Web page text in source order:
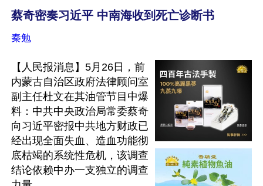
蔡奇密奏习近平 中南海收到死亡诊断书
秦勉
【人民报消息】5月26日，前
内蒙古自治区政府法律顾问室
副主任杜文在其油管节目中爆
料：中共中央政治局常委蔡奇
向习近平密报中共地方财政已
经出现全面失血、造血功能彻
底枯竭的系统性危机，该调查
结论依赖中办一支独立的调查